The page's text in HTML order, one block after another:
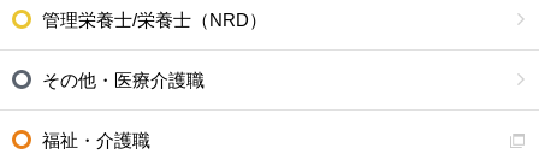
管理栄養士/栄養士（NRD）
その他・医療介護職
福祉・介護職